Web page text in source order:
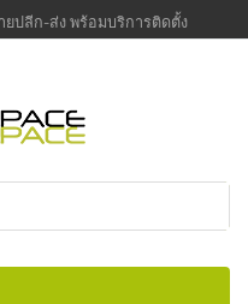
ปลีก-ส่ง พร้อมบริการติดตั้ง